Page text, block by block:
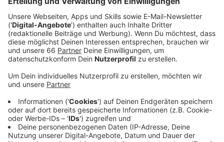
am 31. Januar 2025 dem zuständigen
Ratsausschuss vor.
Veröffentlicht:Freitag, 31.01.2025 07:00
Die Idee der urbanen Miniwälder
Anzeige